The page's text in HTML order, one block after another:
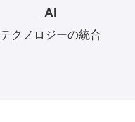
AI
テクノロジーの統合